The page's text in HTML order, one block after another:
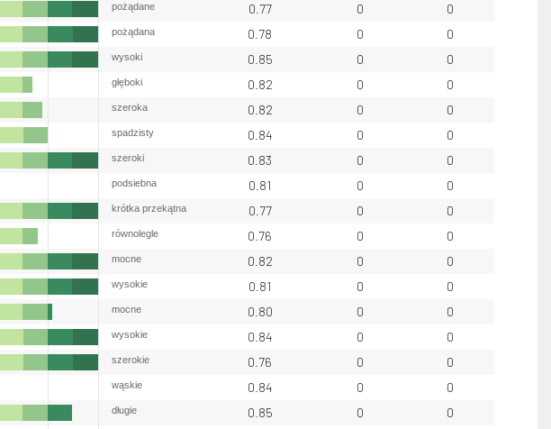
pożądane 0.77 0 0
pożądana 0.78 0 0
wysoki 0.85 0 0
głęboki 0.82 0 0
szeroka 0.82 0 0
spadzisty 0.84 0 0
szeroki 0.83 0 0
podsiebna 0.81 0 0
krótka przekątna 0.77 0 0
równolegle 0.76 0 0
mocne 0.82 0 0
wysokie 0.81 0 0
mocne 0.80 0 0
wysokie 0.84 0 0
szerokie 0.76 0 0
wąskie 0.84 0 0
długie 0.85 0 0